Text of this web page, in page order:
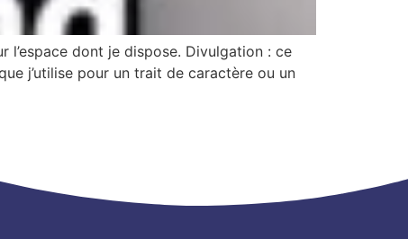
dont je dispose. Divulgation : ce
j’utilise pour un trait de caractère ou un